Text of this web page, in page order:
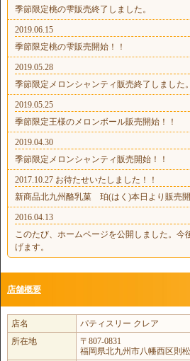
季節限定桃の雫販売終了しました。
2019.06.15
季節限定桃の雫販売開始！！
2019.05.28
季節限定メロンシャンティ販売終了しました。
2019.05.25
季節限定王様のメロンボール販売開始！！
2019.04.30
季節限定メロンシャンティ販売開始！！
2017.10.27 お待たせいたしました！！
新商品北九州酪乳菓 珀(はく)本日より販売開
2016.04.13
このたび、ホームページを公開しました。今
げます。
店舗概要
店名
パティスリー クレア
所在地
〒807-0831
福岡県北九州市八幡西区則